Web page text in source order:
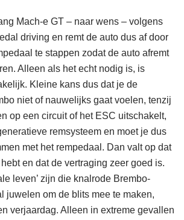
Mach-e GT – naar wens – volgens
driving en remt de auto dus af door
te stappen zodat de auto afremt
Alleen als het echt nodig is, is
Kleine kans dus dat je de
niet of nauwelijks gaat voelen, tenzij
op een circuit of het ESC uitschakelt,
remsysteem en moet je dus
met het rempedaal. Dan valt op dat
en dat de vertraging zeer goed is.
leven’ zijn die knalrode Brembo-
juwelen om de blits mee te maken,
verjaardag. Alleen in extreme gevallen